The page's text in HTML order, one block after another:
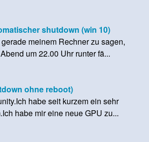
shutdown (win 10)
meinem Rechner zu sagen,
um 22.00 Uhr runter fä...
ohne reboot)
habe seit kurzem ein sehr
habe mir eine neue GPU zu...